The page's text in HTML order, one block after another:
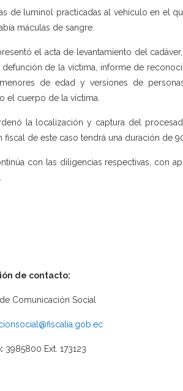
de luminol practicadas al vehículo en el
máculas de sangre.
el acta de levantamiento del
defunción de la víctima, informe de
de edad y versiones de
el cuerpo de la víctima.
la localización y captura del
fiscal de este caso tendrá una duración de
con las diligencias respectivas, con
de contacto:
Comunicación Social
3985800 Ext. 173123